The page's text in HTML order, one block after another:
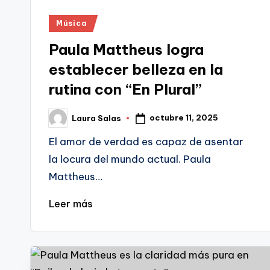
Publicado
Música
Paula Mattheus logra
establecer belleza en la
rutina con “En Plural”
Publicado
por
Laura Salas octubre 11, 2025
El amor de verdad es capaz de asentar
la locura del mundo actual. Paula
Mattheus…
Leer más